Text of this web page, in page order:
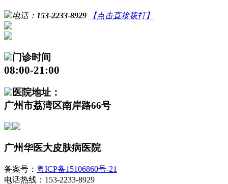
电话： 153-2233-8929 【点击直接拨打】
门诊时间
08:00-21:00
医院地址：
广州市荔湾区南岸路66号
广州华医大皮肤病医院
备案号： 粤ICP备15106860号-21
电话热线：153-2233-8929